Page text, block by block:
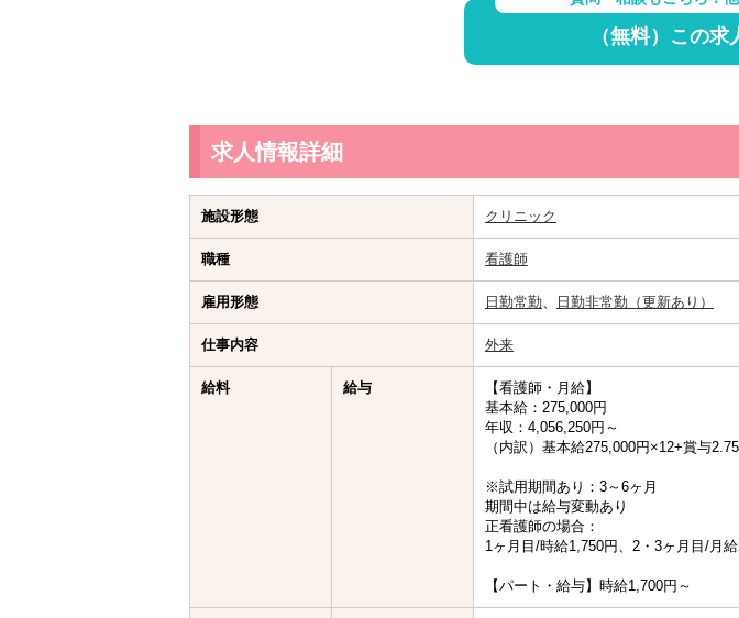
（無料）この
求人情報詳細
施設形態 クリニック
職種 看護師
雇用形態 日勤常勤、 日勤非常勤（更新あり）
仕事内容 外来
給料 給与
【看護師・月給】
基本給：275,000円
年収：4,056,250円～
（内訳）基本給275,000円×12+賞与
※試用期間あり：3～6ヶ月
期間中は給与変動あり
正看護師の場合：
1ヶ月目/時給1,750円、2・3ヶ月目/月
【パート・給与】時給1,700円～